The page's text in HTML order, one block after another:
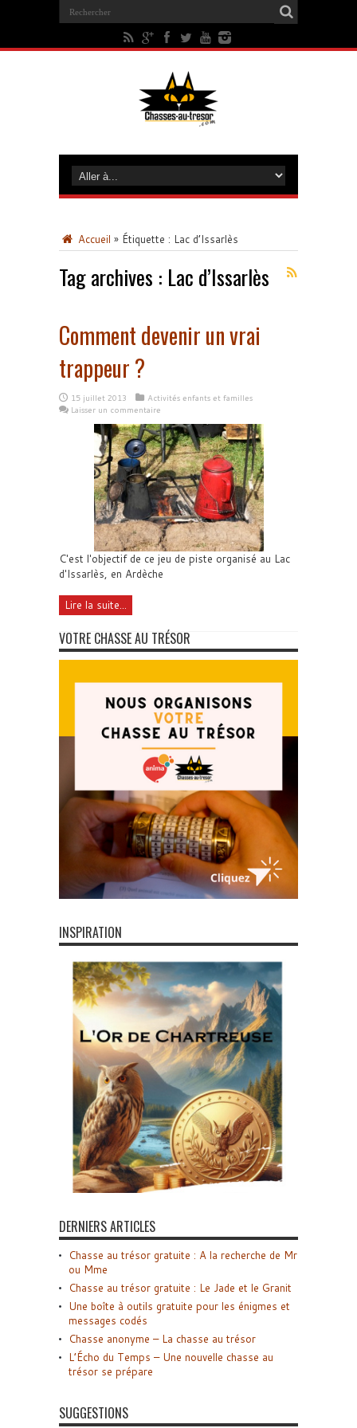
Accueil » Étiquette : Lac d’Issarlès
Tag archives : Lac d’Issarlès
Comment devenir un vrai
trappeur ?
15 juillet 2013
Activités enfants et familles
Laisser un commentaire
C'est l'objectif de ce jeu de piste organisé au Lac
d'Issarlès, en Ardèche
Lire la suite...
VOTRE CHASSE AU TRÉSOR
INSPIRATION
DERNIERS ARTICLES
Chasse au trésor gratuite : A la recherche de Mr
ou Mme
Chasse au trésor gratuite : Le Jade et le Granit
Une boîte à outils gratuite pour les énigmes et
messages codés
Chasse anonyme – La chasse au trésor
L’Écho du Temps – Une nouvelle chasse au
trésor se prépare
SUGGESTIONS